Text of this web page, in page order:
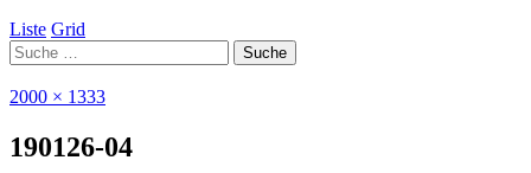
Liste Grid
2000 × 1333
190126-04